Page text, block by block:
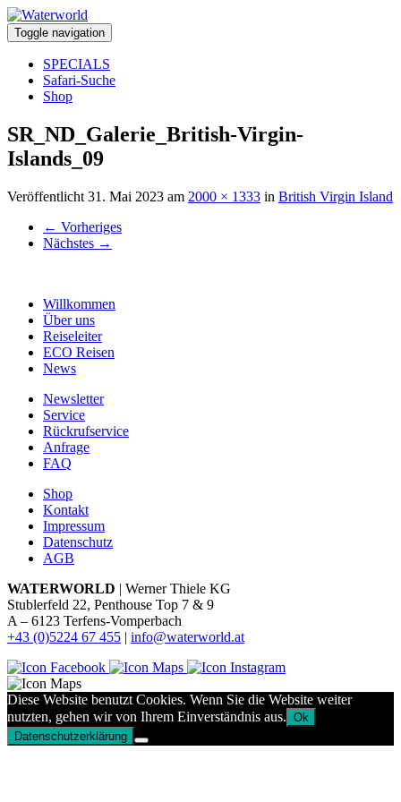
Toggle navigation
SPECIALS
Safari-Suche
Shop
SR_ND_Galerie_British-Virgin-
Islands_09
Veröffentlicht 31. Mai 2023 am 2000 × 1333 in British Virgin Island
← Vorheriges
Nächstes →
Willkommen
Über uns
Reiseleiter
ECO Reisen
News
Newsletter
Service
Rückrufservice
Anfrage
FAQ
Shop
Kontakt
Impressum
Datenschutz
AGB
WATERWORLD | Werner Thiele KG
Stublerfeld 22, Penthouse Top 7 & 9
A – 6123 Terfens-Vomperbach
+43 (0)5224 67 455 | info@waterworld.at
Diese Website benutzt Cookies. Wenn Sie die Website weiter
nutzten, gehen wir von Ihrem Einverständnis aus. Ok
Datenschutzerklärung